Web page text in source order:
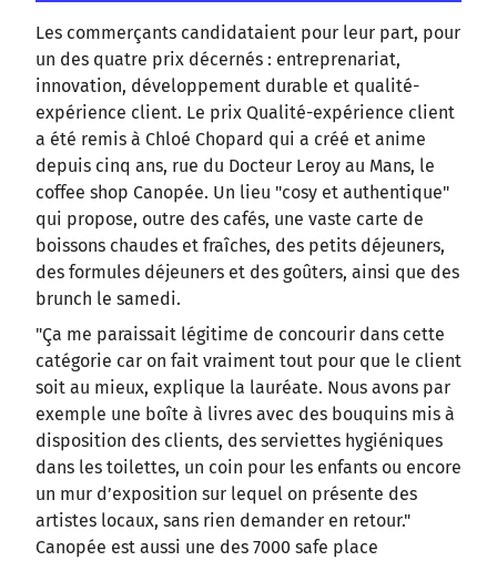
Les commerçants candidataient pour leur part, pour
un des quatre prix décernés : entreprenariat,
innovation, développement durable et qualité-
expérience client. Le prix Qualité-expérience client
a été remis à Chloé Chopard qui a créé et anime
depuis cinq ans, rue du Docteur Leroy au Mans, le
coffee shop Canopée. Un lieu "cosy et authentique"
qui propose, outre des cafés, une vaste carte de
boissons chaudes et fraîches, des petits déjeuners,
des formules déjeuners et des goûters, ainsi que des
brunch le samedi.
"Ça me paraissait légitime de concourir dans cette
catégorie car on fait vraiment tout pour que le client
soit au mieux, explique la lauréate. Nous avons par
exemple une boîte à livres avec des bouquins mis à
disposition des clients, des serviettes hygiéniques
dans les toilettes, un coin pour les enfants ou encore
un mur d’exposition sur lequel on présente des
artistes locaux, sans rien demander en retour."
Canopée est aussi une des 7000 safe place